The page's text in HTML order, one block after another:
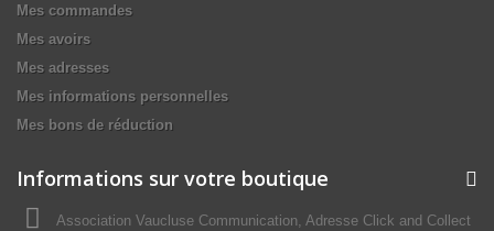
Mes commandes
Mes avoirs
Mes adresses
Mes informations personnelles
Mes bons de réduction
Informations sur votre boutique
Association Vaucluse Communication, Adresse Click and Collect